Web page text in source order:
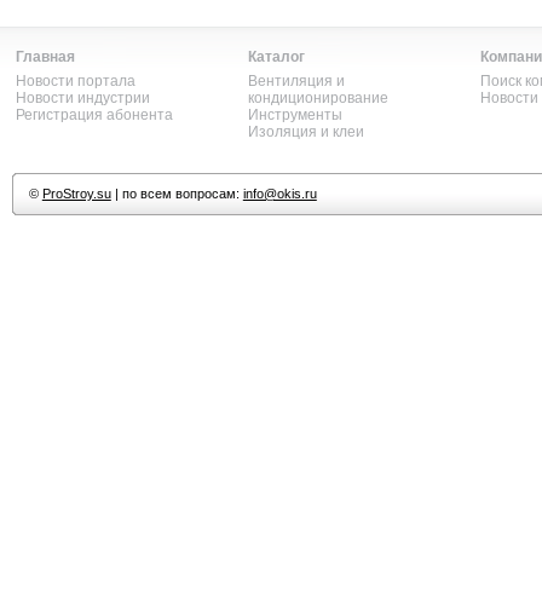
Главная
Новости портала
Новости индустрии
Регистрация абонента
Каталог
Вентиляция и
кондиционирование
Инструменты
Изоляция и клеи
Поиск
© ProStroy.su| по всем вопросам: info@okis.ru